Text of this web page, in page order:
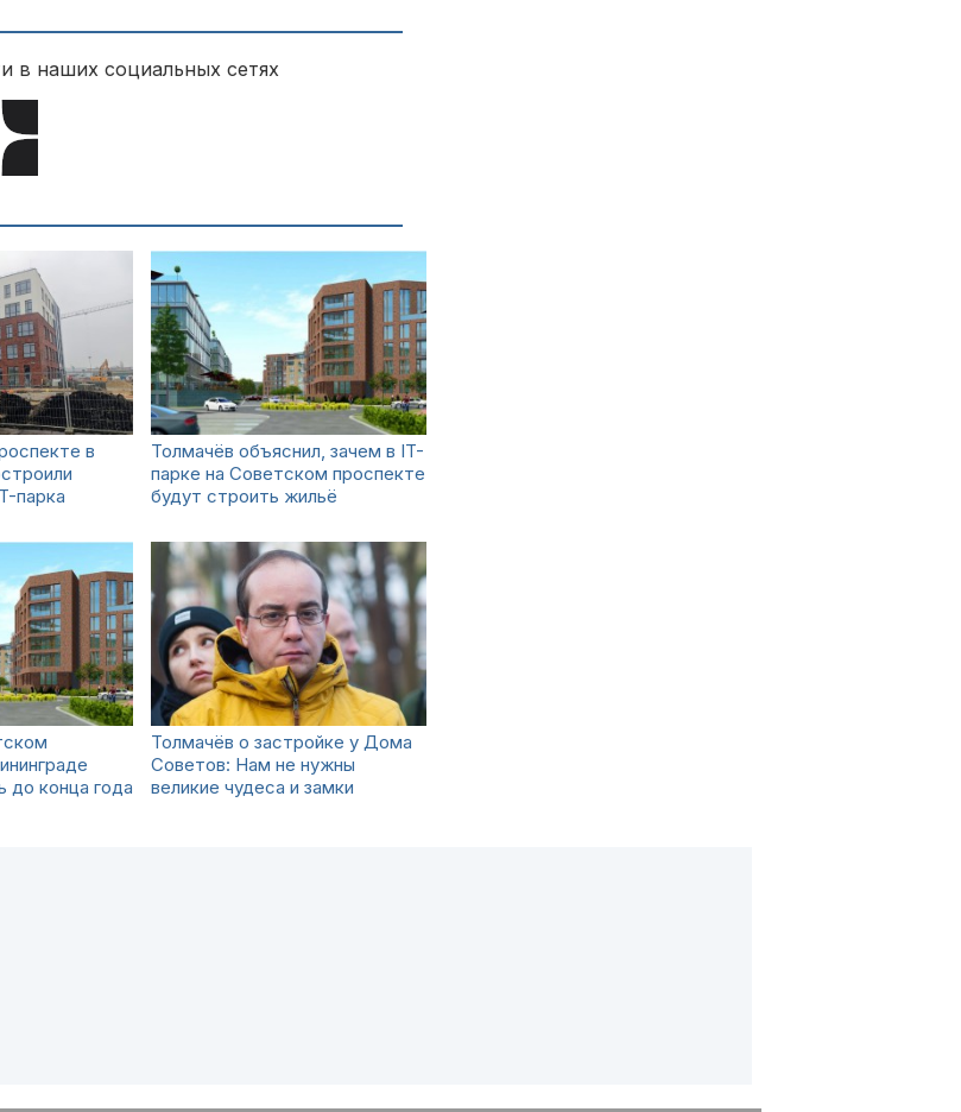
в наших социальных сетях
в
парка
Толмачёв объяснил, зачем в IT-
парке на Советском проспекте
будут строить жильё
до конца года
Толмачёв о застройке у Дома
Советов: Нам не нужны
великие чудеса и замки